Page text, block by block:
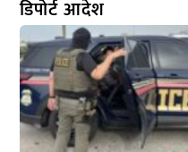
डिपोर्ट आदेश